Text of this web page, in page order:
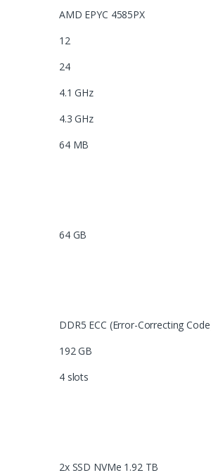
AMD EPYC 4585PX
12
24
4.1 GHz
4.3 GHz
64 MB
64 GB
DDR5 ECC (Error-Correcting
192 GB
4 slots
2x SSD NVMe 1.92 TB